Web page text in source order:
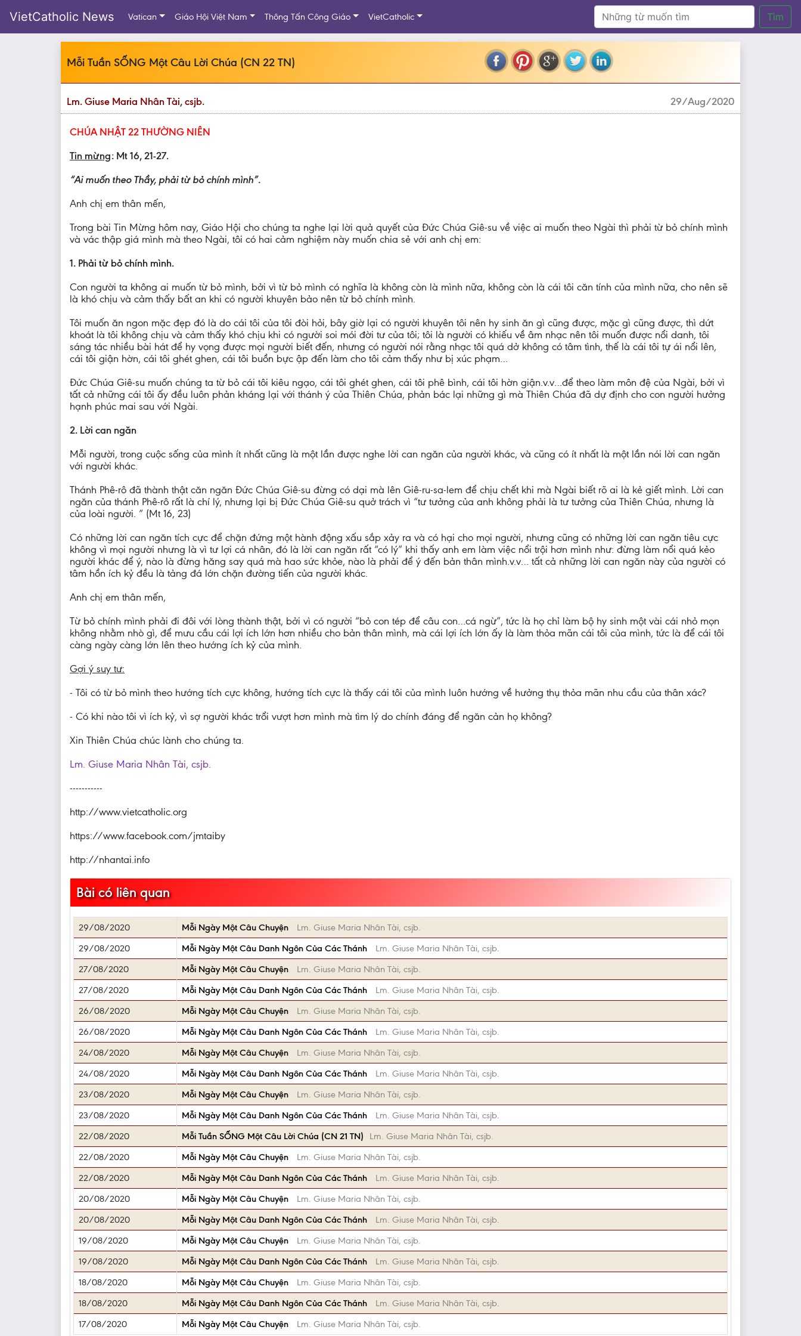
VietCatholic News Vatican Giáo Hội Việt Nam Thông Tấn Công Giáo VietCatholic Tìm
Mỗi Tuần SỐNG Một Câu Lời Chúa (CN 22 TN)
Lm. Giuse Maria Nhân Tài, csjb. 29/Aug/2020
CHÚA NHẬT 22 THƯỜNG NIÊN
Tin mừng: Mt 16, 21-27.
“Ai muốn theo Thầy, phải từ bỏ chính mình”.
Anh chị em thân mến,
Trong bài Tin Mừng hôm nay, Giáo Hội cho chúng ta nghe lại lời quả quyết của Đức Chúa Giê-su về việc ai muốn theo Ngài thì phải từ bỏ chính mình
và vác thập giá mình mà theo Ngài, tôi có hai cảm nghiệm này muốn chia sẻ với anh chị em:
1. Phải từ bỏ chính mình.
Con người ta không ai muốn từ bỏ mình, bởi vì từ bỏ mình có nghĩa là không còn là mình nữa, không còn là cái tôi căn tính của mình nữa, cho nên sẽ
là khó chịu và cảm thấy bất an khi có người khuyên bảo nên từ bỏ chính mình.
Tôi muốn ăn ngon mặc đẹp đó là do cái tôi của tôi đòi hỏi, bây giờ lại có người khuyên tôi nên hy sinh ăn gì cũng được, mặc gì cũng được, thì dứt
khoát là tôi không chịu và cảm thấy khó chịu khi có người soi mói đời tư của tôi; tôi là người có khiếu về âm nhạc nên tôi muốn được nổi danh, tôi
sáng tác nhiều bài hát để hy vọng được mọi người biết đến, nhưng có người nói rằng nhạc tôi quá dở không có tâm tình, thế là cái tôi tự ái nổi lên,
cái tôi giận hờn, cái tôi ghét ghen, cái tôi buồn bực ập đến làm cho tôi cảm thấy như bị xúc phạm…
Đức Chúa Giê-su muốn chúng ta từ bỏ cái tôi kiêu ngạo, cái tôi ghét ghen, cái tôi phê bình, cái tôi hờn giận.v.v…để theo làm môn đệ của Ngài, bởi vì
tất cả những cái tôi ấy đều luôn phản kháng lại với thánh ý của Thiên Chúa, phản bác lại những gì mà Thiên Chúa đã dự định cho con người hưởng
hạnh phúc mai sau với Ngài.
2. Lời can ngăn
Mỗi người, trong cuộc sống của mình ít nhất cũng là một lần được nghe lời can ngăn của người khác, và cũng có ít nhất là một lần nói lời can ngăn
với người khác.
Thánh Phê-rô đã thành thật căn ngăn Đức Chúa Giê-su đừng có dại mà lên Giê-ru-sa-lem để chịu chết khi mà Ngài biết rõ ai là kẻ giết mình. Lời can
ngăn của thánh Phê-rô rất là chí lý, nhưng lại bị Đức Chúa Giê-su quở trách vì “tư tưởng của anh không phải là tư tưởng của Thiên Chúa, nhưng là
của loài người. ” (Mt 16, 23)
Có những lời can ngăn tích cực để chặn đứng một hành động xấu sắp xảy ra và có hại cho mọi người, nhưng cũng có những lời can ngăn tiêu cực
không vì mọi người nhưng là vì tư lợi cá nhân, đó là lời can ngăn rất “có lý” khi thấy anh em làm việc nổi trội hơn mình như: đừng làm nổi quá kẻo
người khác để ý, nào là đừng hăng say quá mà hao sức khỏe, nào là phải để ý đến bản thân mình.v.v… tất cả những lời can ngăn này của người có
tâm hồn ích kỷ đều là tảng đá lớn chặn đường tiến của người khác.
Anh chị em thân mến,
Từ bỏ chính mình phải đi đôi với lòng thành thật, bởi vì có người “bỏ con tép để câu con…cá ngừ”, tức là họ chỉ làm bộ hy sinh một vài cái nhỏ mọn
không nhằm nhò gì, để mưu cầu cái lợi ích lớn hơn nhiều cho bản thân mình, mà cái lợi ích lớn ấy là làm thỏa mãn cái tôi của mình, tức là để cái tôi
càng ngày càng lớn lên theo hướng ích kỷ của mình.
Gợi ý suy tư:
- Tôi có từ bỏ mình theo hướng tích cực không, hướng tích cực là thấy cái tôi của mình luôn hướng về hưởng thụ thỏa mãn nhu cầu của thân xác?
- Có khi nào tôi vì ích kỷ, vì sợ người khác trổi vượt hơn mình mà tìm lý do chính đáng để ngăn cản họ không?
Xin Thiên Chúa chúc lành cho chúng ta.
Lm. Giuse Maria Nhân Tài, csjb.
-----------
http://www.vietcatholic.org
https://www.facebook.com/jmtaiby
http://nhantai.info
Bài có liên quan
29/08/2020 Mỗi Ngày Một Câu Chuyện
Lm. Giuse Maria Nhân Tài, csjb.
29/08/2020
Mỗi Ngày Một Câu Danh Ngôn Của Các Thánh
Lm. Giuse Maria Nhân Tài, csjb.
27/08/2020
Mỗi Ngày Một Câu Chuyện
Lm. Giuse Maria Nhân Tài, csjb.
27/08/2020
Mỗi Ngày Một Câu Danh Ngôn Của Các Thánh
Lm. Giuse Maria Nhân Tài, csjb.
26/08/2020
Mỗi Ngày Một Câu Chuyện
Lm. Giuse Maria Nhân Tài, csjb.
26/08/2020
Mỗi Ngày Một Câu Danh Ngôn Của Các Thánh
Lm. Giuse Maria Nhân Tài, csjb.
24/08/2020
Mỗi Ngày Một Câu Chuyện
Lm. Giuse Maria Nhân Tài, csjb.
24/08/2020
Mỗi Ngày Một Câu Danh Ngôn Của Các Thánh
Lm. Giuse Maria Nhân Tài, csjb.
23/08/2020
Mỗi Ngày Một Câu Chuyện
Lm. Giuse Maria Nhân Tài, csjb.
23/08/2020
Mỗi Ngày Một Câu Danh Ngôn Của Các Thánh
Lm. Giuse Maria Nhân Tài, csjb.
22/08/2020
Mỗi Tuần SỐNG Một Câu Lời Chúa (CN 21 TN)
Lm. Giuse Maria Nhân Tài, csjb.
22/08/2020
Mỗi Ngày Một Câu Chuyện
Lm. Giuse Maria Nhân Tài, csjb.
22/08/2020
Mỗi Ngày Một Câu Danh Ngôn Của Các Thánh
Lm. Giuse Maria Nhân Tài, csjb.
20/08/2020
Mỗi Ngày Một Câu Chuyện
Lm. Giuse Maria Nhân Tài, csjb.
20/08/2020
Mỗi Ngày Một Câu Danh Ngôn Của Các Thánh
Lm. Giuse Maria Nhân Tài, csjb.
19/08/2020
Mỗi Ngày Một Câu Chuyện
Lm. Giuse Maria Nhân Tài, csjb.
19/08/2020
Mỗi Ngày Một Câu Danh Ngôn Của Các Thánh
Lm. Giuse Maria Nhân Tài, csjb.
18/08/2020
Mỗi Ngày Một Câu Chuyện
Lm. Giuse Maria Nhân Tài, csjb.
18/08/2020
Mỗi Ngày Một Câu Danh Ngôn Của Các Thánh
Lm. Giuse Maria Nhân Tài, csjb.
17/08/2020
Mỗi Ngày Một Câu Chuyện Lm. Giuse Maria Nhân Tài, csjb.